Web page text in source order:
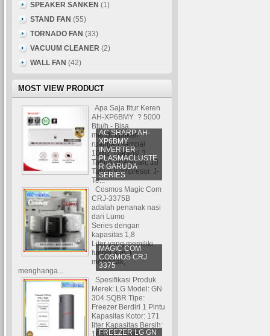
SPEAKER SANKEN (1)
STAND FAN (55)
TORNADO FAN (33)
VACUUM CLEANER (2)
WALL FAN (42)
MOST VIEW PRODUCT
AC SHARP AH-
XP6BMY
INVERTER
PLASMACLUSTE
R GARUDA
SERIES
Apa Saja fitur Keren
AH-XP6BMY ? 5000
Btu/h - Bisa
mendinginkan
ruangan sampai
10m2. Garansi 3
Tahun Sparepart, 10
Tahun Kompresor. J-
Te...
MAGIC COM
COSMOS CRJ
3375
Cosmos Magic Com
CRJ-3375B
adalah penanak nasi
dari Lumo
Series dengan
kapasitas 1,8
Liter yang memiliki
fungsi 3-in-1:
memasak,
menghanga...
FREEZER LG GN
Spesifikasi Produk
Merek: LG Model: GN
304 SQBR Tipe:
Freezer Berdiri 1 Pintu
Kapasitas Kotor: 171
liter Kapasitas Bersih:
165 liter Jumla...